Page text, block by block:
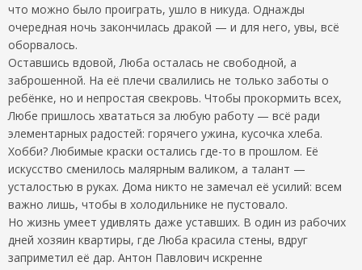
что можно было проиграть, ушло в никуда. Однажды
очередная ночь закончилась дракой — и для него, увы, всё
оборвалось.
Оставшись вдовой, Люба осталась не свободной, а
заброшенной. На её плечи свалились не только заботы о
ребёнке, но и непростая свекровь. Чтобы прокормить всех,
Любе пришлось хвататься за любую работу — всё ради
элементарных радостей: горячего ужина, кусочка хлеба.
Хобби? Любимые краски остались где-то в прошлом. Её
искусство сменилось малярным валиком, а талант —
усталостью в руках. Дома никто не замечал её усилий: всем
важно лишь, чтобы в холодильнике не пустовало.
Но жизнь умеет удивлять даже уставших. В один из рабочих
дней хозяин квартиры, где Люба красила стены, вдруг
заприметил её дар. Антон Павлович искренне